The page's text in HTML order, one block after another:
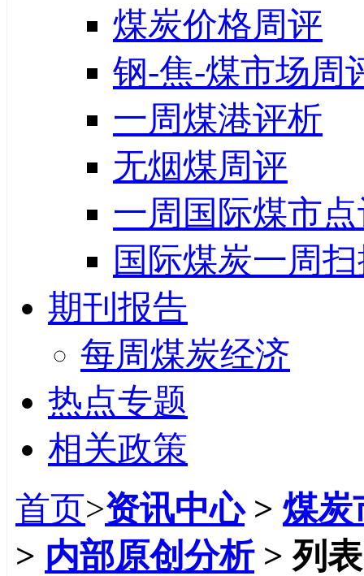
煤炭价格周评
钢-焦-煤市场周
一周煤港评析
无烟煤周评
一周国际煤市
国际煤炭一周
期刊报告
每周煤炭经济
热点专题
相关政策
首页>资讯中心> 煤炭
> 内部原创分析> 列表